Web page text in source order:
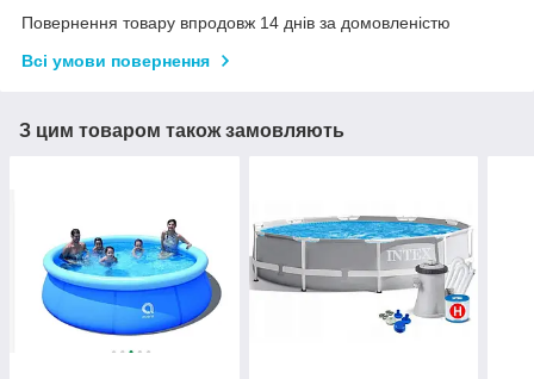
Повернення товару впродовж 14 днів за домовленістю
Всі умови повернення
З цим товаром також замовляють